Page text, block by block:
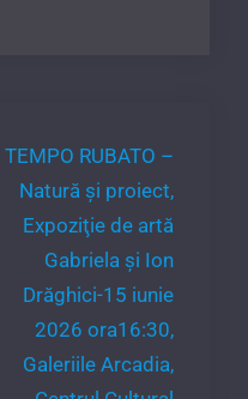
TEMPO RUBATO –
Natură și proiect,
Expoziţie de artă
Gabriela şi Ion
Drăghici-15 iunie
2026 ora16:30,
Galeriile Arcadia,